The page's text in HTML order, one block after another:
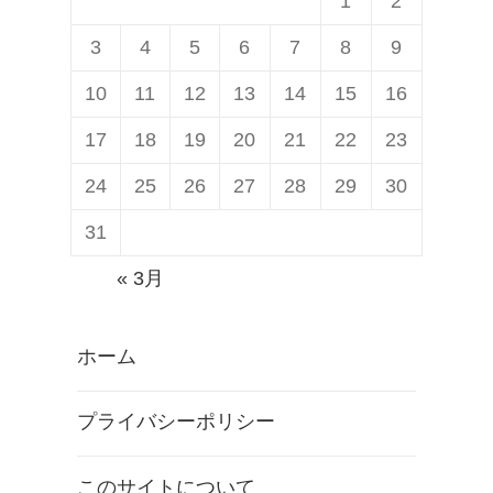
3 4 5 6 7 8 9
10 11 12 13 14 15 16
17 18 19 20 21 22 23
24 25 26 27 28 29 30
31
« 3月
ホーム
プライバシーポリシー
このサイトについて